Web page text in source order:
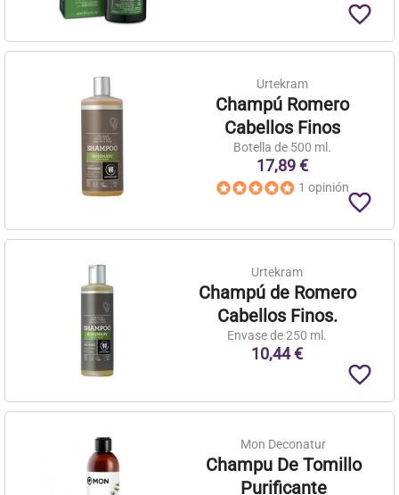
favorite_border
Urtekram
Champú Romero
Cabellos Finos
Botella de 500 ml.
17,89 €
1 opinión
favorite_border
Urtekram
Champú de Romero
Cabellos Finos.
Envase de 250 ml.
10,44 €
favorite_border
Mon Deconatur
Champu De Tomillo
Purificante